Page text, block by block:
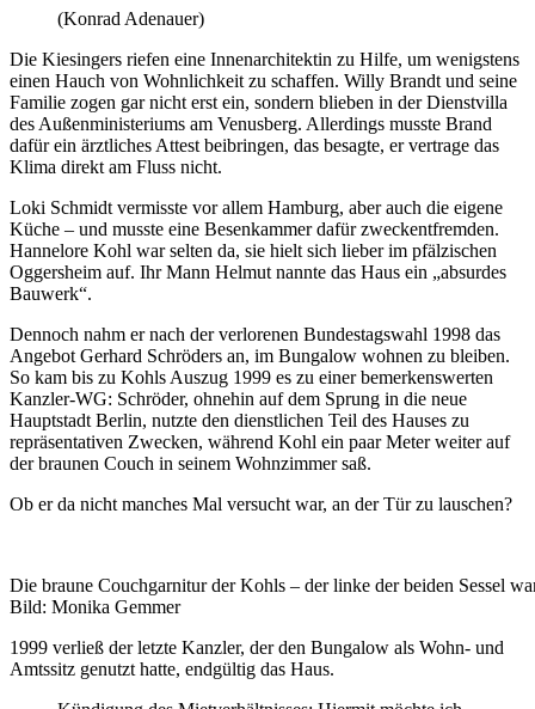
(Konrad Adenauer)
Die Kiesingers riefen eine Innenarchitektin zu Hilfe, um wenigstens
einen Hauch von Wohnlichkeit zu schaffen. Willy Brandt und seine
Familie zogen gar nicht erst ein, sondern blieben in der Dienstvilla
des Außenministeriums am Venusberg. Allerdings musste Brand
dafür ein ärztliches Attest beibringen, das besagte, er vertrage das
Klima direkt am Fluss nicht.
Loki Schmidt vermisste vor allem Hamburg, aber auch die eigene
Küche – und musste eine Besenkammer dafür zweckentfremden.
Hannelore Kohl war selten da, sie hielt sich lieber im pfälzischen
Oggersheim auf. Ihr Mann Helmut nannte das Haus ein „absurdes
Bauwerk“.
Dennoch nahm er nach der verlorenen Bundestagswahl 1998 das
Angebot Gerhard Schröders an, im Bungalow wohnen zu bleiben.
So kam bis zu Kohls Auszug 1999 es zu einer bemerkenswerten
Kanzler-WG: Schröder, ohnehin auf dem Sprung in die neue
Hauptstadt Berlin, nutzte den dienstlichen Teil des Hauses zu
repräsentativen Zwecken, während Kohl ein paar Meter weiter auf
der braunen Couch in seinem Wohnzimmer saß.
Ob er da nicht manches Mal versucht war, an der Tür zu lauschen?
Die braune Couchgarnitur der Kohls – der linke der beiden Sessel
Bild: Monika Gemmer
1999 verließ der letzte Kanzler, der den Bungalow als Wohn- und
Amtssitz genutzt hatte, endgültig das Haus.